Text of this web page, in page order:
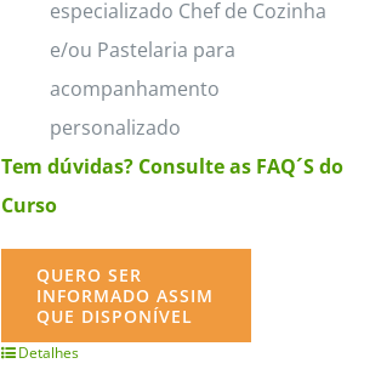
especializado Chef de Cozinha
e/ou Pastelaria para
acompanhamento
personalizado
Tem dúvidas? Consulte as FAQ´S do
Curso
QUERO SER
INFORMADO ASSIM
QUE DISPONÍVEL
Detalhes